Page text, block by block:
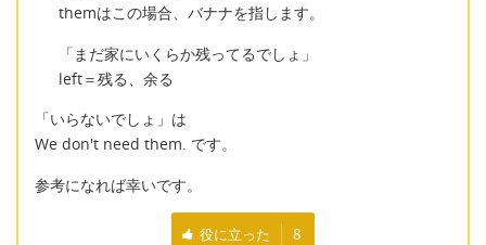
themはこの場合、バナナを指します。
「まだ家にいくらか残ってるでしょ」
left＝残る、余る
「いらないでしょ」は
We don't need them. です。
参考になれば幸いです。
役に立った 8